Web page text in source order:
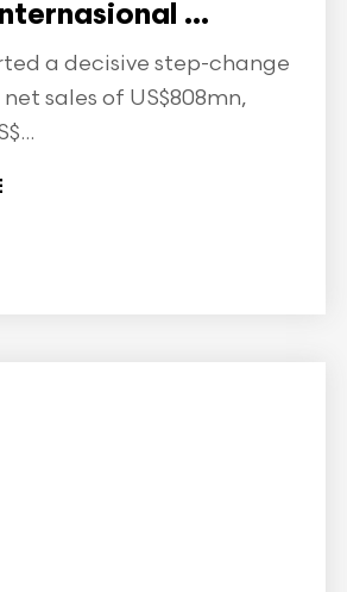
...
a decisive step-change
net sales of US$808mn,